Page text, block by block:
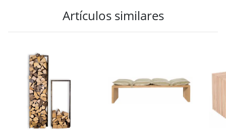
Artículos similares